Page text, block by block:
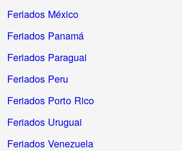
Feriados México
Feriados Panamá
Feriados Paraguai
Feriados Peru
Feriados Porto Rico
Feriados Uruguai
Feriados Venezuela